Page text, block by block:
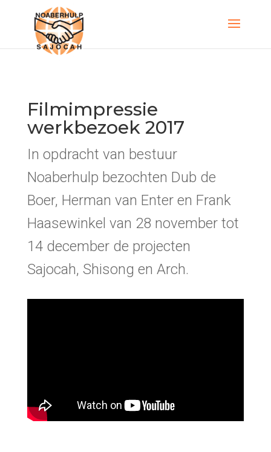
Filmimpressie
werkbezoek 2017
In opdracht van bestuur
Noaberhulp bezochten Dub de
Boer, Herman van Enter en Frank
Haasewinkel van 28 november tot
14 december de projecten
Sajocah, Shisong en Arch.